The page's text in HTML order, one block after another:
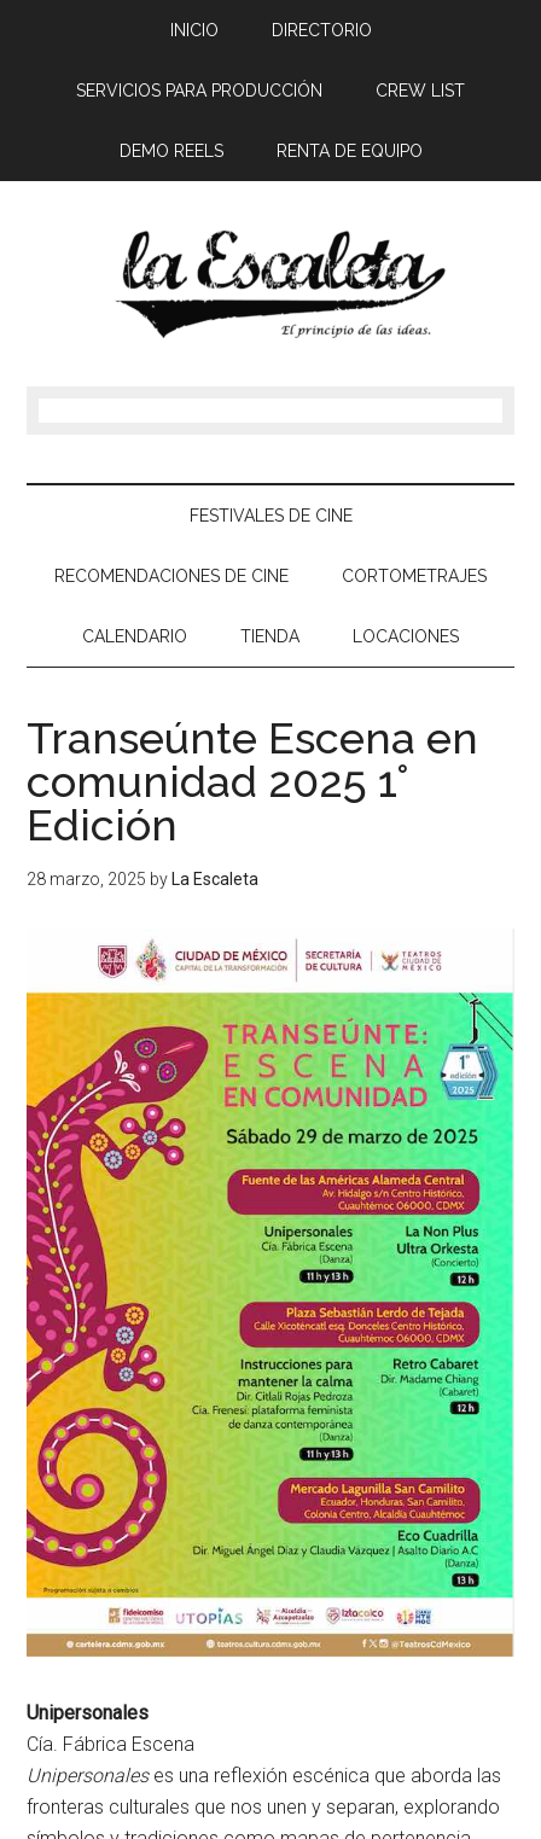
INICIO DIRECTORIO
SERVICIOS PARA PRODUCCIÓN CREW LIST
DEMO REELS RENTA DE EQUIPO
FESTIVALES DE CINE
RECOMENDACIONES DE CINE CORTOMETRAJES
CALENDARIO TIENDA LOCACIONES
Transeúnte Escena en
comunidad 2025 1°
Edición
28 marzo, 2025 by La Escaleta
Unipersonales
Cía. Fábrica Escena
Unipersonales es una reflexión escénica que aborda las
fronteras culturales que nos unen y separan, explorando